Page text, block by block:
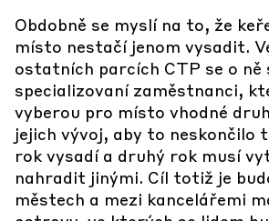
Obdobně se myslí na to, že
místo nestačí jenom vysadit.
ostatních parcích CTP se o
specializovaní zaměstnanci,
vyberou pro místo vhodné
jejich vývoj, aby to neskončilo
rok vysadí a druhý rok musí
nahradit jinými. Cíl totiž je
městech a mezi kancelářemi